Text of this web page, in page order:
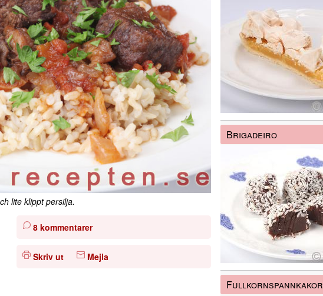
lite klippt persilja.
8 kommentarer
Skriv ut Mejla
Brigadeiro
Fullkornspannkakor